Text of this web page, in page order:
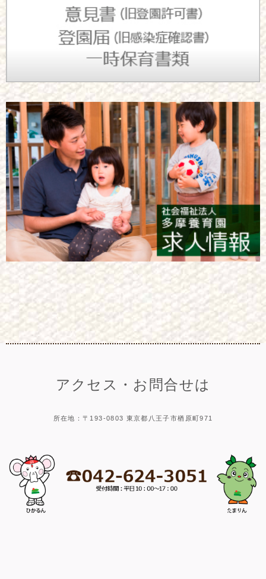
アクセス・お問合せは
所在地：〒193-0803 東京都八王子市楢原町971